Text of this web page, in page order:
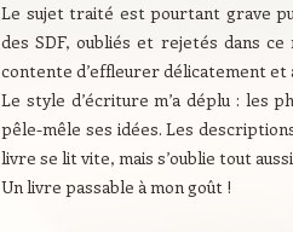
Le sujet traité est pourtant grave
des SDF, oubliés et rejetés dans
contente d’effleurer délicatement et
Le style d’écriture m’a déplu : les
pêle-mêle ses idées. Les
livre se lit vite, mais s’oublie tout
Un livre passable à mon goût !